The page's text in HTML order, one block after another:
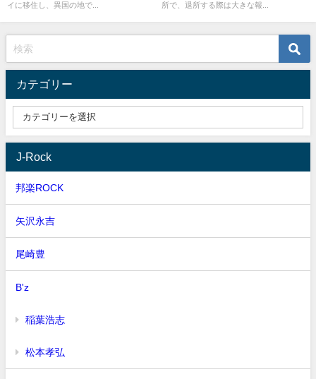
イに移住し、異国の地で...
所で、退所する際は大きな報...
カテゴリー
J-Rock
邦楽ROCK
矢沢永吉
尾崎豊
B'z
稲葉浩志
松本孝弘